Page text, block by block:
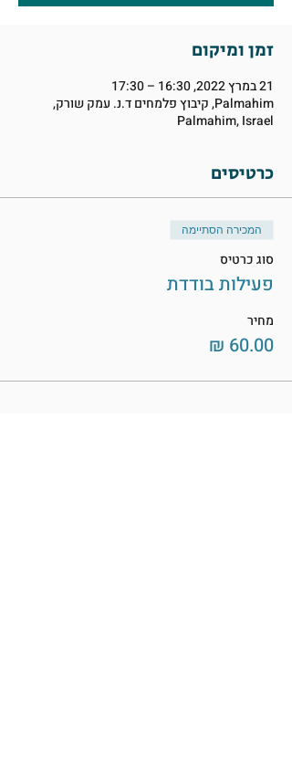
זמן ומיקום
21 במרץ 2022, 16:30 – 17:30
Palmahim, קיבוץ פלמחים ד.נ. עמק שורק,
Palmahim, Israel
כרטיסים
המכירה הסתיימה
סוג כרטיס
פעילות בודדת
מחיר